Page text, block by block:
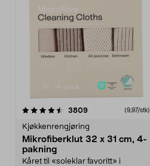
3809anmeldelser(9,97/stk)
Kjøkkenrengjøring
Mikrofiberklut 32 x 31 cm, 4-
pakning
Kåret til «soleklar favoritt» i
4.5av 5 stjerner